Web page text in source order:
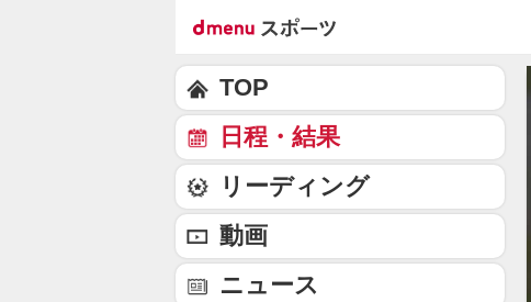
TOP
日程・結果
リーディング
動画
ニュース